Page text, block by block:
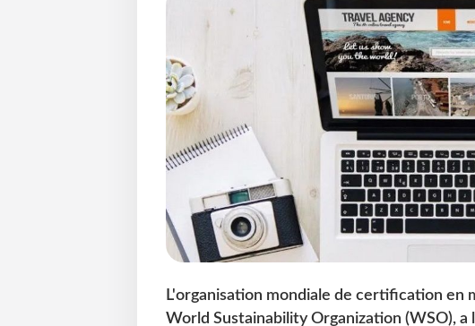
L'organisation mondiale de certification en
World Sustainability Organization (WSO),